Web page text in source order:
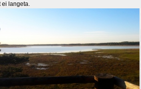
ei langeta.